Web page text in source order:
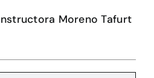
Moreno Tafurt